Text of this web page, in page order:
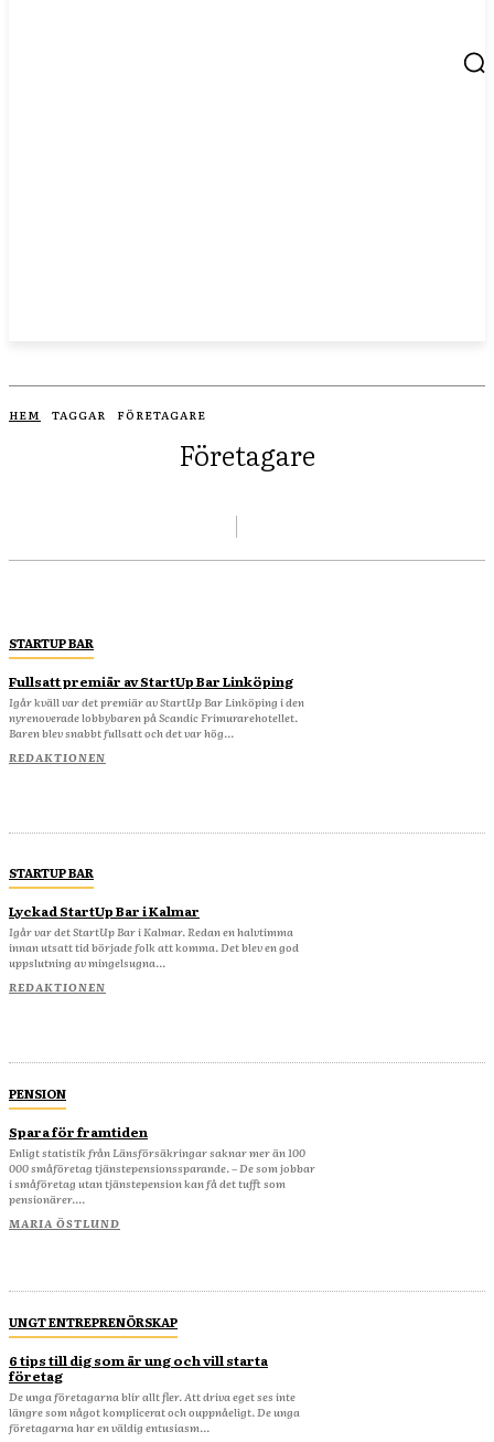
HEM TAGGAR FÖRETAGARE
Företagare
STARTUP BAR
Fullsatt premiär av StartUp Bar Linköping
Igår kväll var det premiär av StartUp Bar Linköping i den
nyrenoverade lobbybaren på Scandic Frimurarehotellet.
Baren blev snabbt fullsatt och det var hög...
REDAKTIONEN
STARTUP BAR
Lyckad StartUp Bar i Kalmar
Igår var det StartUp Bar i Kalmar. Redan en halvtimma
innan utsatt tid började folk att komma. Det blev en god
uppslutning av mingelsugna...
REDAKTIONEN
PENSION
Spara för framtiden
Enligt statistik från Länsförsäkringar saknar mer än 100
000 småföretag tjänstepensionssparande. – De som jobbar
i småföretag utan tjänstepension kan få det tufft som
pensionärer....
MARIA ÖSTLUND
UNGT ENTREPRENÖRSKAP
6 tips till dig som är ung och vill starta
företag
De unga företagarna blir allt fler. Att driva eget ses inte
längre som något komplicerat och ouppnåeligt. De unga
företagarna har en väldig entusiasm...